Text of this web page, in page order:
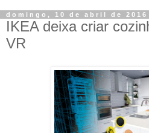
domingo, 10 de abril de 2016
IKEA deixa criar
VR